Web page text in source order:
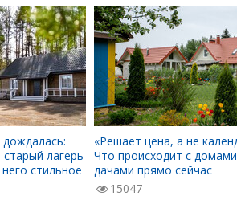
лагерь
стильное
«Решает цена, а не
Что происходит с домами
дачами прямо сейчас
15047